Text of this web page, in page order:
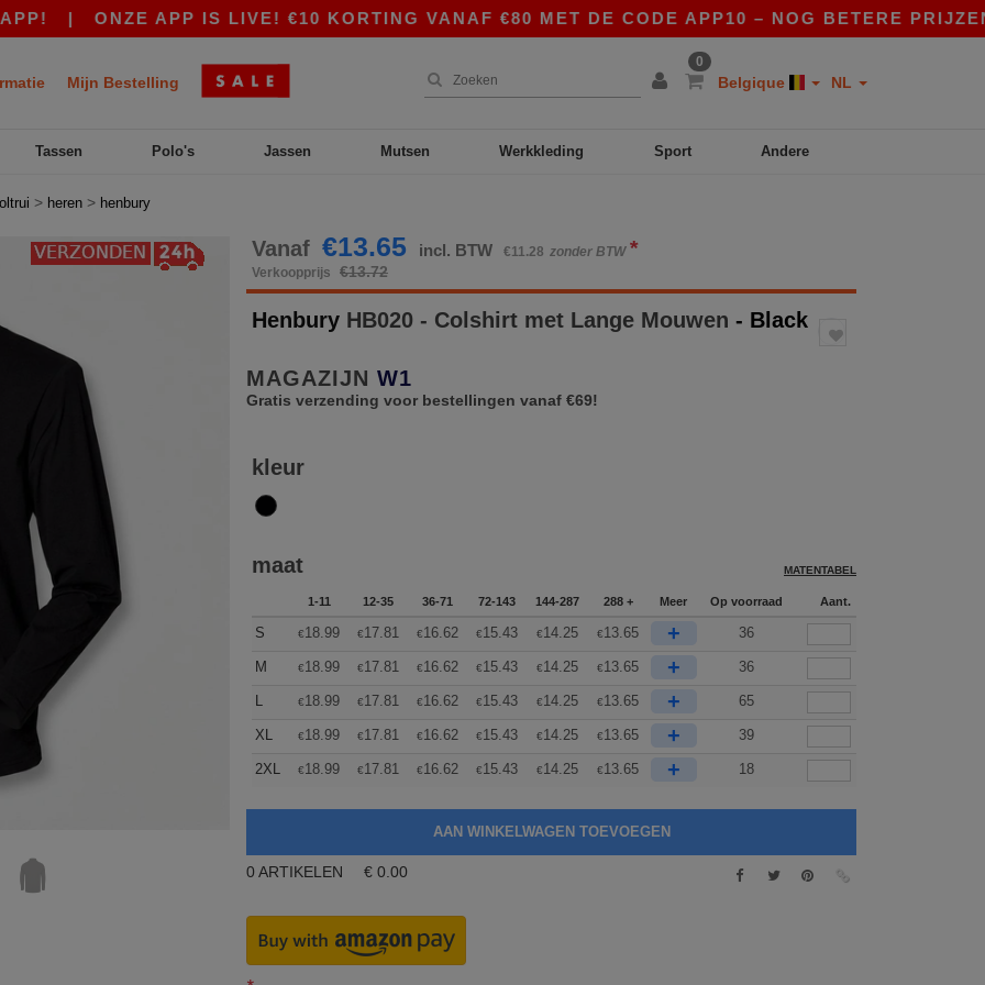
|ONZE APP IS LIVE! €10 KORTING VANAF €80 MET DE CODE APP10 – NOG BETERE PRIJZEN IN
Mijn Bestelling
0
Belgique NL
Tassen Polo's Jassen Mutsen Werkkleding Sport Andere
> heren > henbury
Vanaf €13.65 incl. BTW €11.28 zonder BTW *
Verkoopprijs €13.72
Henbury HB020 - Colshirt met Lange Mouwen - Black
MAGAZIJN W1
Gratis verzending voor bestellingen vanaf €69!
kleur
maat MATENTABEL
1-11 12-35 36-71 72-143 144-287 288 + Meer Op voorraad Aant.
S €18.99 €17.81 €16.62 €15.43 €14.25 €13.65 + 36
M €18.99 €17.81 €16.62 €15.43 €14.25 €13.65 + 36
L €18.99 €17.81 €16.62 €15.43 €14.25 €13.65 + 65
XL €18.99 €17.81 €16.62 €15.43 €14.25 €13.65 + 39
2XL €18.99 €17.81 €16.62 €15.43 €14.25 €13.65 + 18
0 ARTIKELEN € 0.00